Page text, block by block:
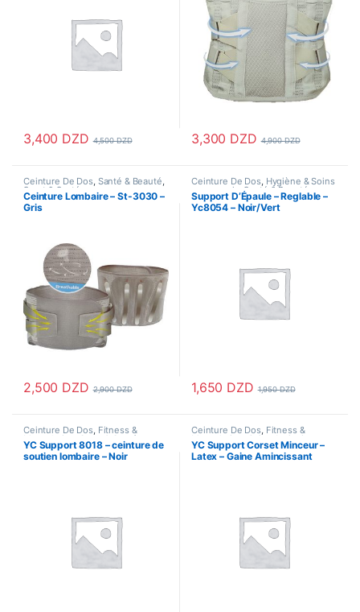
3,400 DZD 4,500DZD
Ce produit a plusieurs variations. Les options peuvent être
3,300 DZD 4,900DZD
Ce produit a plusieurs
Ceinture De Dos, Santé & Beauté,
Sport & Santé
Ceinture Lombaire – St-3030 –
Gris
2,500 DZD 2,900DZD
Ce produit a plusieurs variations. Les options peuvent être
Ceinture De Dos, Hygiène & Soins
personnels ,Santé & Beauté,
Santé & Premiers Soins,Sport &
Santé
Support D’Épaule – Reglable –
Yc8054 – Noir/Vert
1,650 DZD 1,950DZD
Ceinture De Dos, Fitness &
Musculation Sport & Santé
YC Support 8018 – ceinture de
soutien lombaire – Noir
Ceinture De Dos, Fitness &
Musculation Gaine Amincissante
Hygiène & Soins personnels,
Santé & Beauté,Santé & Premiers
YC Support Corset Minceur –
Latex – Gaine Amincissant